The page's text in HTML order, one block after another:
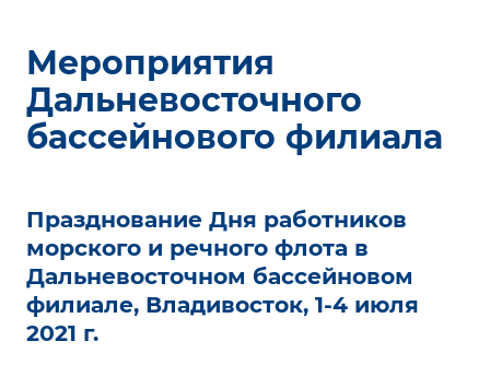
Мероприятия
Дальневосточного
бассейнового филиала
Празднование Дня работников
морского и речного флота в
Дальневосточном бассейновом
филиале, Владивосток, 1-4 июля
2021 г.